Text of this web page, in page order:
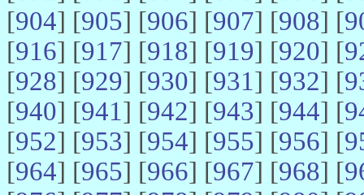
[904] [905] [906] [907] [908] [
[916] [917] [918] [919] [920] [
[928] [929] [930] [931] [932] [
[940] [941] [942] [943] [944] [
[952] [953] [954] [955] [956] [
[964] [965] [966] [967] [968] [